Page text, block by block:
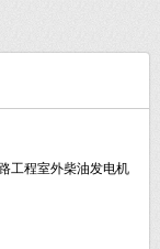
工程室外柴油发电机